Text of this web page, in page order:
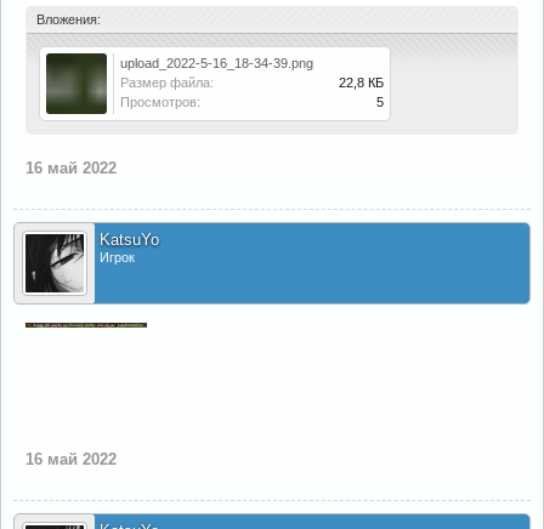
Вложения:
upload_2022-5-16_18-34-39.png
Размер файла:
22,8 КБ
Просмотров:
5
16 май 2022
KatsuYo
Игрок
16 май 2022